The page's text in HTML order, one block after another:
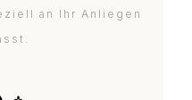
an Ihr Anliegen